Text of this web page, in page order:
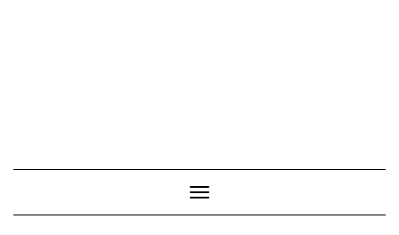
Cambiar modo de navegación